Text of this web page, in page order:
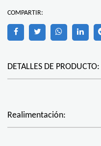
COMPARTIR:
DETALLES DE PRODUCTO:
Realimentación: